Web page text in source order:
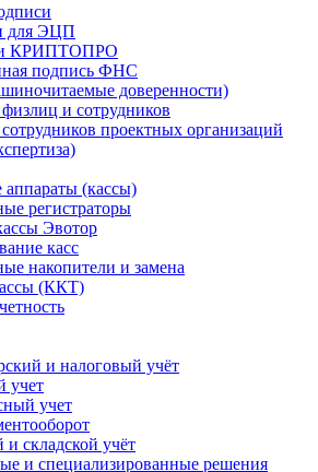
для ЭЦП
КРИПТОПРО
подпись ФНС
доверенности)
и сотрудников
проектных организаций
аппараты (кассы)
регистраторы
Эвотор
касс
накопители и замена
(ККТ)
и налоговый учёт
учет
учет
складской учёт
и специализированные решения